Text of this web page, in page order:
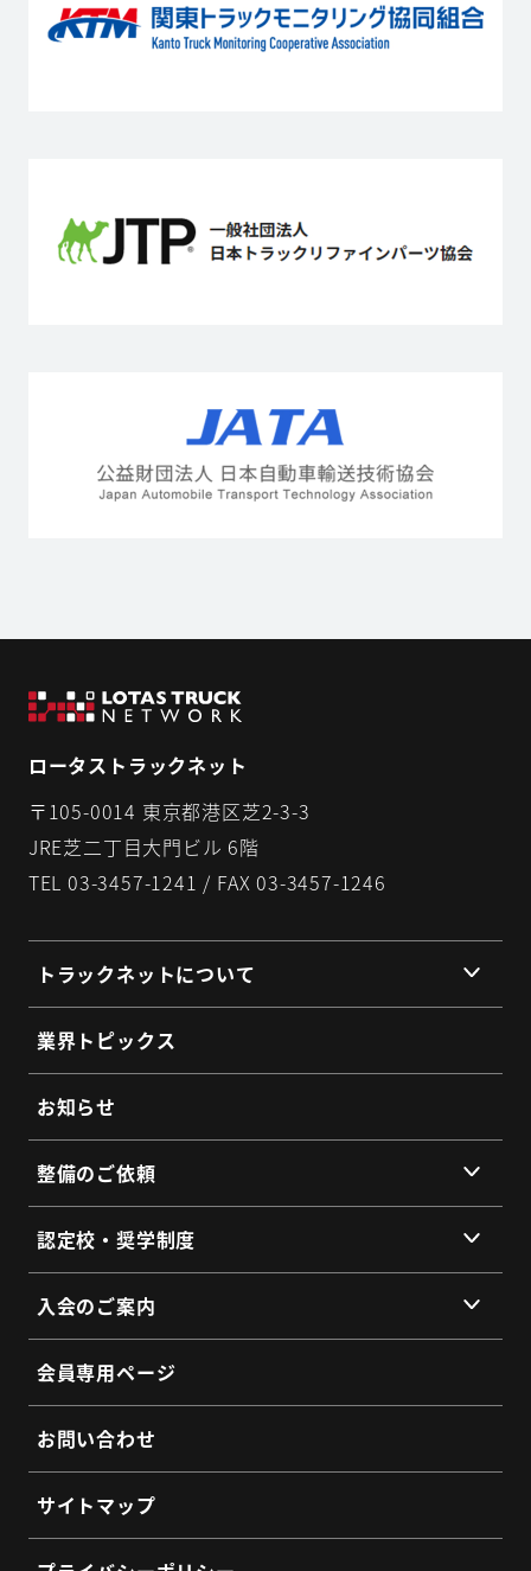
ロータストラックネット
〒105-0014 東京都港区芝2-3-3
JRE芝二丁目大門ビル 6階
TEL 03-3457-1241 / FAX 03-3457-1246
トラックネットについて
組織理念
組織概要
代表挨拶
提携企業・団体一覧
総会・地区会・研修会
会員同士のネットワークづくり
SDGs宣言
業界トピックス
お知らせ
整備のご依頼
提供サービス
サービス拠点
よくあるご質問
整備・メンテナンス依頼フォーム
認定校・奨学制度
認定校制度について
全国トラックネット企業紹介
よくあるご質問
認定制度に関するお問い合わせ
入会のご案内
入会の3つのメリット
会員インタビュー
よくあるご質問
入会希望フォーム
会員専用ページ
お問い合わせ
サイトマップ